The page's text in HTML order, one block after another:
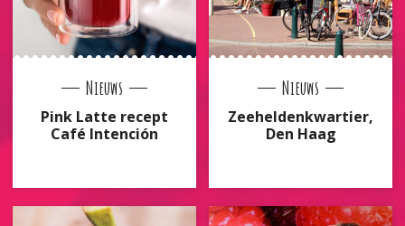
Nieuws
Pink Latte recept
Café Intención
Nieuws
Zeeheldenkwartier,
Den Haag